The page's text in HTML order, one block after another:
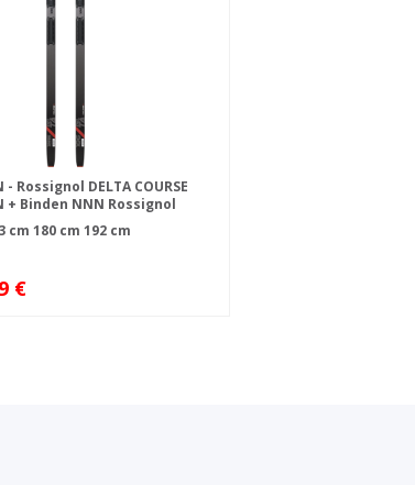
- Rossignol DELTA COURSE
+ Binden NNN Rossignol
cm 180 cm 192 cm
€